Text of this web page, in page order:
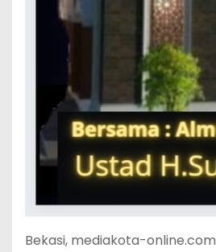
Bekasi, mediakota-online.com